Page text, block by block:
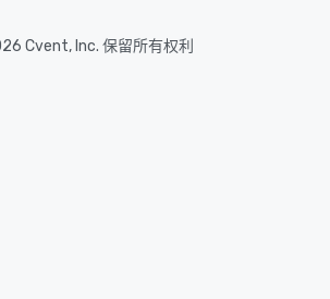
Cvent, Inc. 保留所有权利